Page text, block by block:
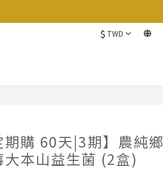
$ TWD
期購 60天|3期】農純鄉
大本山益生菌 (2盒)